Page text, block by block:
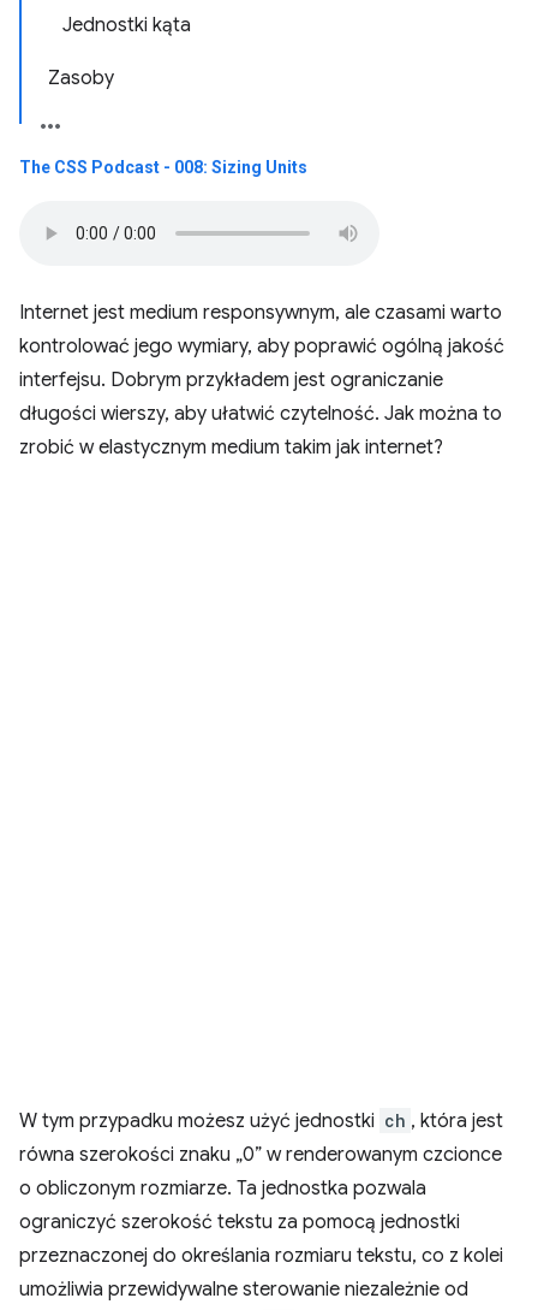
Jednostki kąta
Zasoby
The CSS Podcast - 008: Sizing Units
Internet jest medium responsywnym, ale czasami warto
kontrolować jego wymiary, aby poprawić ogólną jakość
interfejsu. Dobrym przykładem jest ograniczanie
długości wierszy, aby ułatwić czytelność. Jak można to
zrobić w elastycznym medium takim jak internet?
W tym przypadku możesz użyć jednostki ch , która jest
równa szerokości znaku „0” w renderowanym czcionce
o obliczonym rozmiarze. Ta jednostka pozwala
ograniczyć szerokość tekstu za pomocą jednostki
przeznaczonej do określania rozmiaru tekstu, co z kolei
umożliwia przewidywalne sterowanie niezależnie od